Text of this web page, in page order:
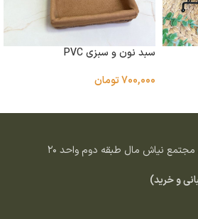
سبد نون و سبزی PVC
700,000تومان
نياش مال طبقه دوم واحد ٢٠
و خرید)